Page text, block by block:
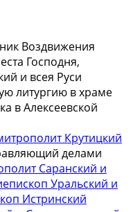
Воздвижения
Господня,
и всея Руси
литургию в храме
в Алексеевской
Крутицкий
делами
Саранский и
Уральский и
Истринский